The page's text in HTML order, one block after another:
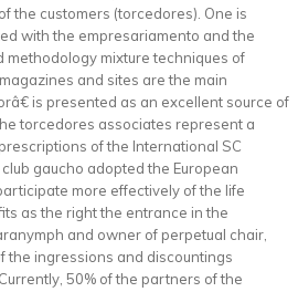
the customers (torcedores). One is
with the empresariamento and the
methodology mixture techniques of
and sites are the main
is presented as an excellent source of
torcedores associates represent a
of the International SC
gaucho adopted the European
more effectively of the life
as the right the entrance in the
and owner of perpetual chair,
the ingressions and discountings
50% of the partners of the